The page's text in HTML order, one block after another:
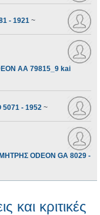
- 1921 ~
AA 79815_9 kai
- 1952 ~
ODEON GA 8029 -
και κριτικές